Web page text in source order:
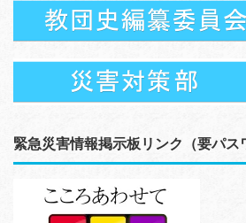
緊急災害情報掲示板リンク（要パス